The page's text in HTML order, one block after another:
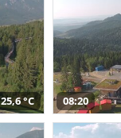
25,6 °C 08:20